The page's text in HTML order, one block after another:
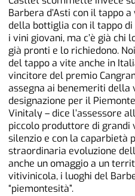
Barbera d’Asti con il tappo
della bottiglia con il tappo
i vini giovani, ma c’è già
già pronti e lo richiedono.
del tappo a vite anche in
vincitore del premio
assegna ai benemeriti della
designazione per il
Vinitaly – dice l’assessore
piccolo produttore di
silenzio e con la caparbietà
straordinaria evoluzione
anche un omaggio a un
vitivinicola, i luoghi del
“piemontesità”.